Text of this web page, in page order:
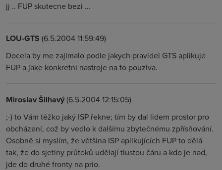
jj .. FUP skutecne bezi ...
LOU-GTS (6.5.2004 11:59:49)
Docela by me zajimalo podle jakych pravidel GTS aplikuje
FUP a jake konkretni nastroje na to pouziva.
Miroslav Šilhavý(6.5.2004 12:15:05)
;-) to Vám těžko jaký ISP řekne; tím by dal lidem prostor pro
obcházení, což by vedlo k dalšímu zbytečnému zpřísňování.
Osobně si myslím, že většina ISP aplikujících FUP to dělá
tak, že do sjetiny průtoků udělají tlustou čáru a kdo je nad,
jde do druhé fronty na prio.